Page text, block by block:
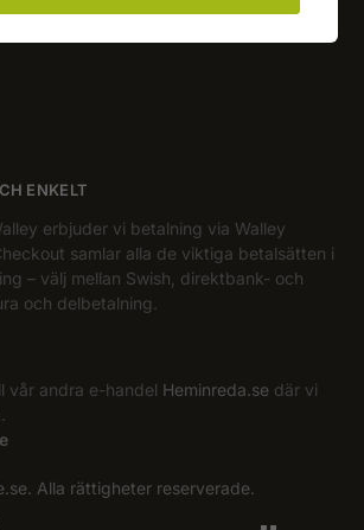
ENKELT
erbjuder vi betalning via Walley
samlar alla de viktiga betalsätten i
– välj mellan Swish, direktbank- och
och delbetalning.
vår andra e-handel Heminreda.se där vi
Alla rättigheter reserverade.